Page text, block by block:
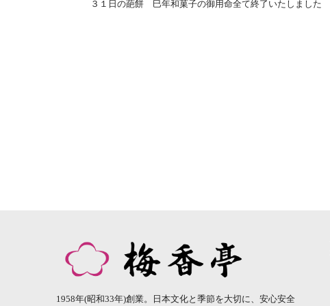
３１日の葩餅 巳年和菓子の御用命全て終了いたしました
1958年(昭和33年)創業。日本文化と季節を大切に、安心安全